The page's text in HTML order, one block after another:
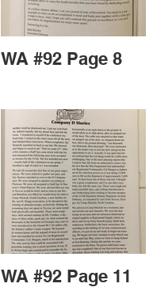
WA #92 Page 8
WA #92 Page 11